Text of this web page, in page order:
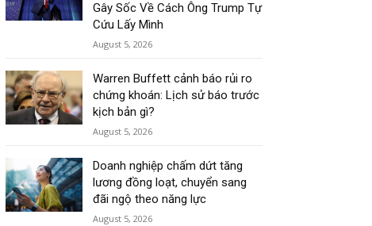
Gây Sốc Về Cách Ông Trump Tự
Cứu Lấy Mình
August 5, 2026
Warren Buffett cảnh báo rủi ro
chứng khoán: Lịch sử báo trước
kịch bản gì?
August 5, 2026
Doanh nghiệp chấm dứt tăng
lương đồng loạt, chuyển sang
đãi ngộ theo năng lực
August 5, 2026